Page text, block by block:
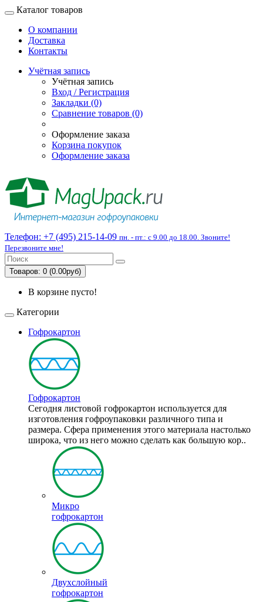
Каталог товаров
О компании
Доставка
Контакты
Учётная запись
Учётная запись
Вход / Регистрация
Закладки (0)
Сравнение товаров (0)
Оформление заказа
Корзина покупок
Оформление заказа
Телефон: +7 (495) 215-14-09 пн. - пт.: с 9.00 до 18.00. Звоните!
Перезвоните мне!
Товаров: 0 (0.00руб)
В корзине пусто!
Категории
Гофрокартон
Гофрокартон
Сегодня листовой гофрокартон используется для
изготовления гофроупаковки различного типа и
размера. Сфера применения этого материала настолько
широка, что из него можно сделать как большую кор..
Микро
гофрокартон
Двухслойный
гофрокартон